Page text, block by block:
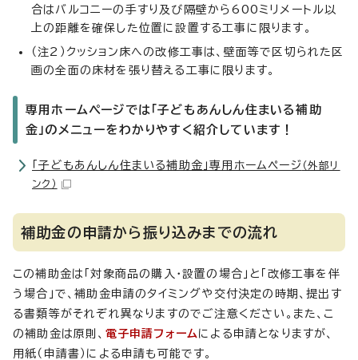
合はバルコニーの手すり及び隔壁から600ミリメートル以
上の距離を確保した位置に設置する工事に限ります。
（注2）クッション床への改修工事は、壁面等で区切られた区
画の全面の床材を張り替える工事に限ります。
専用ホームページでは「子どもあんしん住まいる補助
金」のメニューをわかりやすく紹介しています！
「子どもあんしん住まいる補助金」専用ホームページ （外部リ
ンク）
補助金の申請から振り込みまでの流れ
この補助金は「対象商品の購入・設置の場合」と「改修工事を伴
う場合」で、補助金申請のタイミングや交付決定の時期、提出す
る書類等がそれぞれ異なりますのでご注意ください。また、こ
の補助金は原則、 電子申請フォーム による申請となりますが、
用紙（申請書）による申請も可能です。